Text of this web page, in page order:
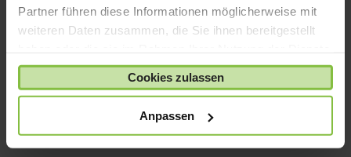
Partner führen diese Informationen möglicherweise mit
weiteren Daten zusammen, die Sie ihnen bereitgestellt
gesammelt haben.
Cookies zulassen
Anpassen
Apple USB-C auf 3,5-mm Kopfhöreranschluss
Adapter